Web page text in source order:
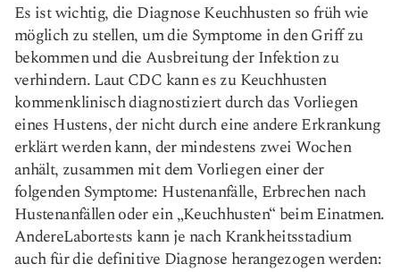
Es ist wichtig, die Diagnose Keuchhusten so früh wie
möglich zu stellen, um die Symptome in den Griff zu
bekommen und die Ausbreitung der Infektion zu
verhindern. Laut CDC kann es zu Keuchhusten
kommenklinisch diagnostiziertdurch das Vorliegen
eines Hustens, der nicht durch eine andere Erkrankung
erklärt werden kann, der mindestens zwei Wochen
anhält, zusammen mit dem Vorliegen einer der
folgenden Symptome: Hustenanfälle, Erbrechen nach
Hustenanfällen oder ein „Keuchhusten“ beim Einatmen.
AndereLabortests kann je nach Krankheitsstadium
auch für die definitive Diagnose herangezogen werden: